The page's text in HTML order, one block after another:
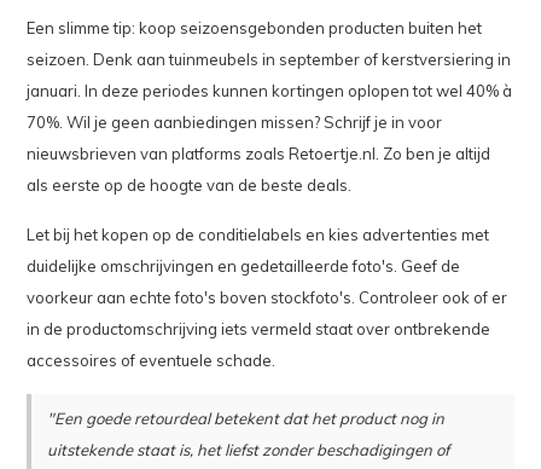
Een slimme tip: koop seizoensgebonden producten buiten het
seizoen. Denk aan tuinmeubels in september of kerstversiering in
januari. In deze periodes kunnen kortingen oplopen tot wel 40% à
70%. Wil je geen aanbiedingen missen? Schrijf je in voor
nieuwsbrieven van platforms zoals Retoertje.nl. Zo ben je altijd
als eerste op de hoogte van de beste deals.
Let bij het kopen op de conditielabels en kies advertenties met
duidelijke omschrijvingen en gedetailleerde foto's. Geef de
voorkeur aan echte foto's boven stockfoto's. Controleer ook of er
in de productomschrijving iets vermeld staat over ontbrekende
accessoires of eventuele schade.
"Een goede retourdeal betekent dat het product nog in
uitstekende staat is, het liefst zonder beschadigingen of